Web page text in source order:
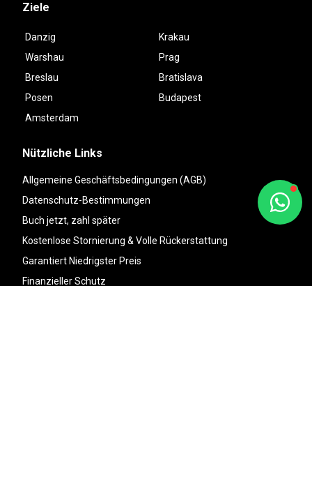
Ziele
Danzig
Krakau
Warshau
Prag
Breslau
Bratislava
Posen
Budapest
Amsterdam
Nützliche Links
Allgemeine Geschäftsbedingungen (AGB)
Datenschutz-Bestimmungen
Buch jetzt, zahl später
Kostenlose Stornierung & Volle Rückerstattung
Garantiert Niedrigster Preis
Finanzieller Schutz